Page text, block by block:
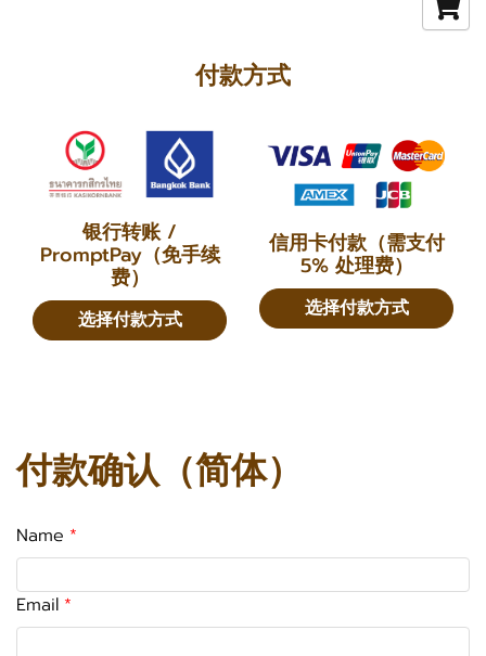
付款方式
银行转账 /
PromptPay（免手续
费）
选择付款方式
信用卡付款（需支付
5% 处理费）
选择付款方式
付款确认（简体）
Name
Email